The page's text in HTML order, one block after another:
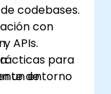
codebases.
con
APIs.
para
de
un entorno